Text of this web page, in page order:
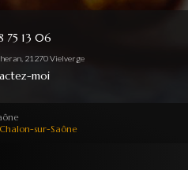
75 13 06
21270 Vielverge
moi
sur-Saône